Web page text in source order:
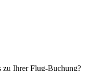
zu Ihrer Flug-Buchung?